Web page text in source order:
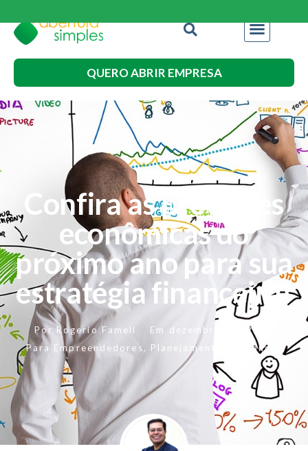
QUERO ABRIR EMPRESA
Confira as previsões
econômicas do
próximo ano para sua
estratégia financeira!
PorRogerio Fameli Em
dezembro 11, 2017
Para Empreendedores, Planejamento e Finanças